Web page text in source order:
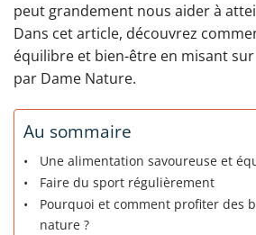
peut grandement nous aider à
Dans cet article, découvrez
équilibre et bien-être en misant
par Dame Nature.
Au sommaire
Une alimentation savoureuse et
Faire du sport régulièrement
Pourquoi et comment profiter des
nature ?